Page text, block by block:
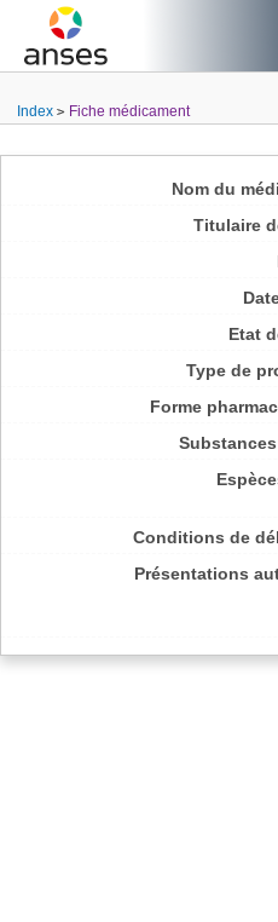
Index Fiche médicament
Nom du
Titulaire
Etat
Type de
Forme
Conditions de
Présentations